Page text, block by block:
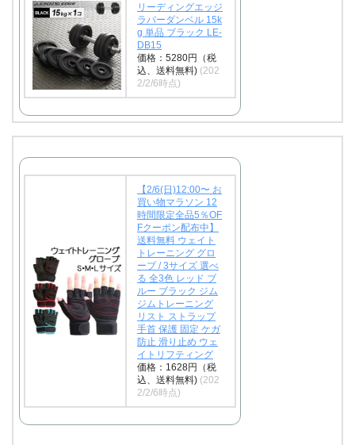
リーディングエッジ
ラバーダンベル 15k
g 単品 ブラック LE-
DB15
価格：5280円（税
込、送料無料) (202
2/2/6時点)
【2/6(日)12:00〜 お
買い物マラソン 12
時間限定全品5％OF
Fクーポン配布中】
送料無料 ウェイト
トレーニング グロ
ーブ / 3サイズ 選べ
る 全3色 レッド ブ
ルー ブラック ジム
ジムトレーニング
リスト ストラップ
手首 保護 固定 ケガ
防止 滑り止め ウェ
イトリフティング
価格：1628円（税
込、送料無料) (202
2/2/6時点)